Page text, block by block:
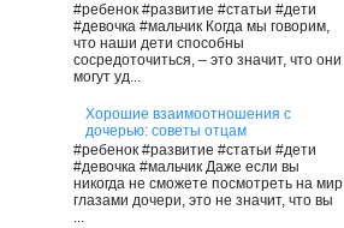
#ребенок #развитие #статьи #дети
#девочка #мальчик Когда мы говорим,
что наши дети способны
сосредоточиться, – это значит, что они
могут уд...
Хорошие взаимоотношения с
дочерью: советы отцам
#ребенок #развитие #статьи #дети
#девочка #мальчик Даже если вы
никогда не сможете посмотреть на мир
глазами дочери, это не значит, что вы
...